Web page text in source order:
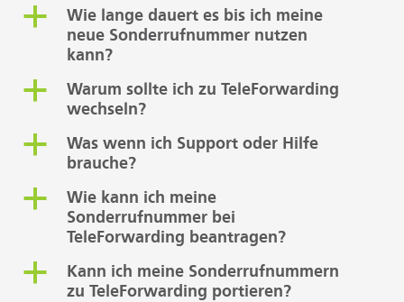
a
Wie lange dauert es bis ich meine
neue Sonderrufnummer nutzen
kann?
a
Warum sollte ich zu TeleForwarding
wechseln?
a
Was wenn ich Support oder Hilfe
brauche?
a
Wie kann ich meine
Sonderrufnummer bei
TeleForwarding beantragen?
a
Kann ich meine Sonderrufnummern
zu TeleForwarding portieren?